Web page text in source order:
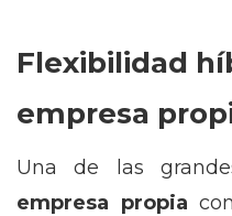
Flexibilidad
empresa
Una de las
empresa propia